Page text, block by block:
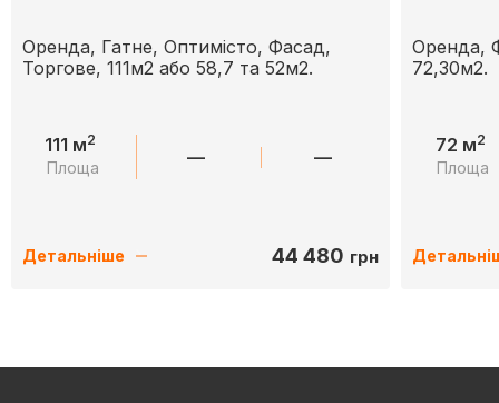
Оренда, Гатне, Оптимісто, Фасад,
Торгове, 111м2 або 58,7 та 52м2.
111 м2
Площа — —
Детальніше 44 480 грн
Оренда,
72,30м2.
72 м2
Площа